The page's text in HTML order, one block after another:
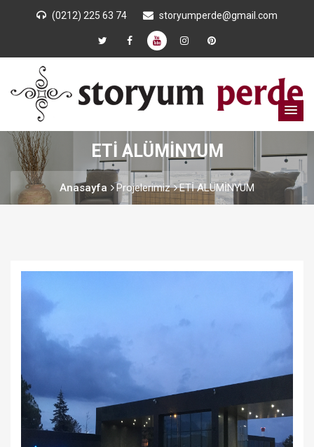
(0212) 225 63 74 storyumperde@gmail.com
ETİ ALÜMİNYUM
Anasayfa Projelerimiz ETİ ALÜMİNYUM